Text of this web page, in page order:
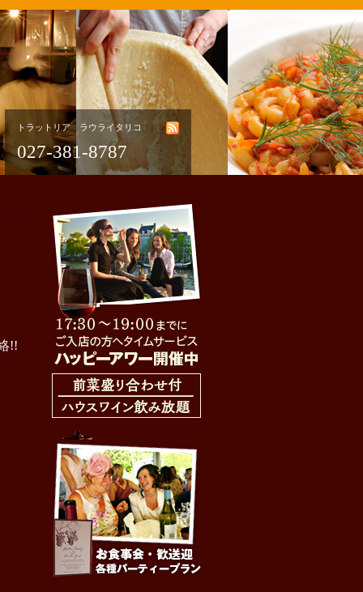
トラットリア ラウライタリコ
027-381-8787
!!